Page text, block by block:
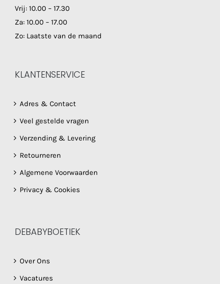
Vrij: 10.00 – 17.30
Za: 10.00 – 17.00
Zo: Laatste van de maand
KLANTENSERVICE
Adres & Contact
Veel gestelde vragen
Verzending & Levering
Retourneren
Algemene Voorwaarden
Privacy & Cookies
DEBABYBOETIEK
Over Ons
Vacatures